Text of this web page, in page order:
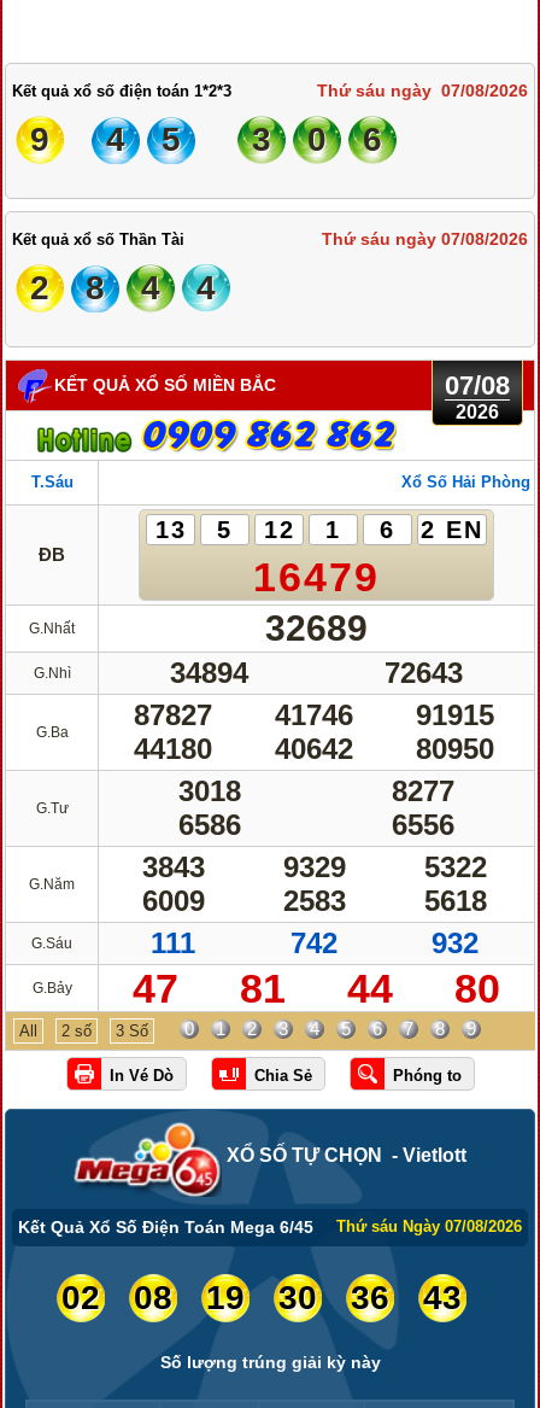
Kết quả xổ số điện toán 1*2*3 Thứ sáu ngày 07/08/2026
9 4 5 3 0 6
Kết quả xổ số Thần Tài Thứ sáu ngày 07/08/2026
2 8 4 4
07/08
2026
KẾT QUẢ XỔ SỐ MIỀN BẮC
T.Sáu Xổ Số Hải Phòng
ĐB
13 5 12 1 6 2 EN
16479
G.Nhất 32689
G.Nhì 34894 72643
G.Ba
87827 41746
91915
44180
40642 80950
G.Tư
3018
8277
6586
6556
G.Năm
3843 9329
5322
6009
2583 5618
G.Sáu 111 742 932
G.Bảy 47 81 44 80
All 2 số 3 Số 0 1 2 3 4 5 6 7 8 9
XỔ SỐ TỰ CHỌN - Vietlott
Kết Quả Xổ Số Điện Toán Mega 6/45 Thứ sáu Ngày 07/08/2026
02 08 19 30 36 43
Số lượng trúng giải kỳ này